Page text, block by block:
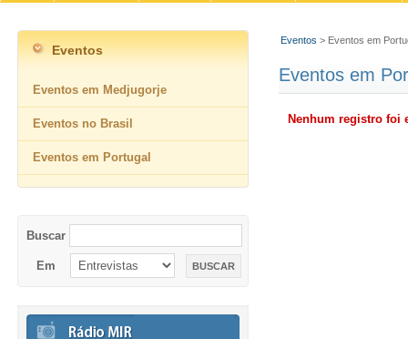
Eventos > Eventos em
Eventos em
Nenhum registro foi
Eventos
Eventos em Medjugorje
Eventos no Brasil
Eventos em Portugal
Buscar
Em